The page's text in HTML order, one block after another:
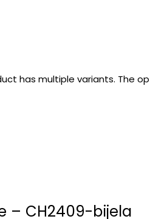
has multiple variants. The
– CH2409-bijela